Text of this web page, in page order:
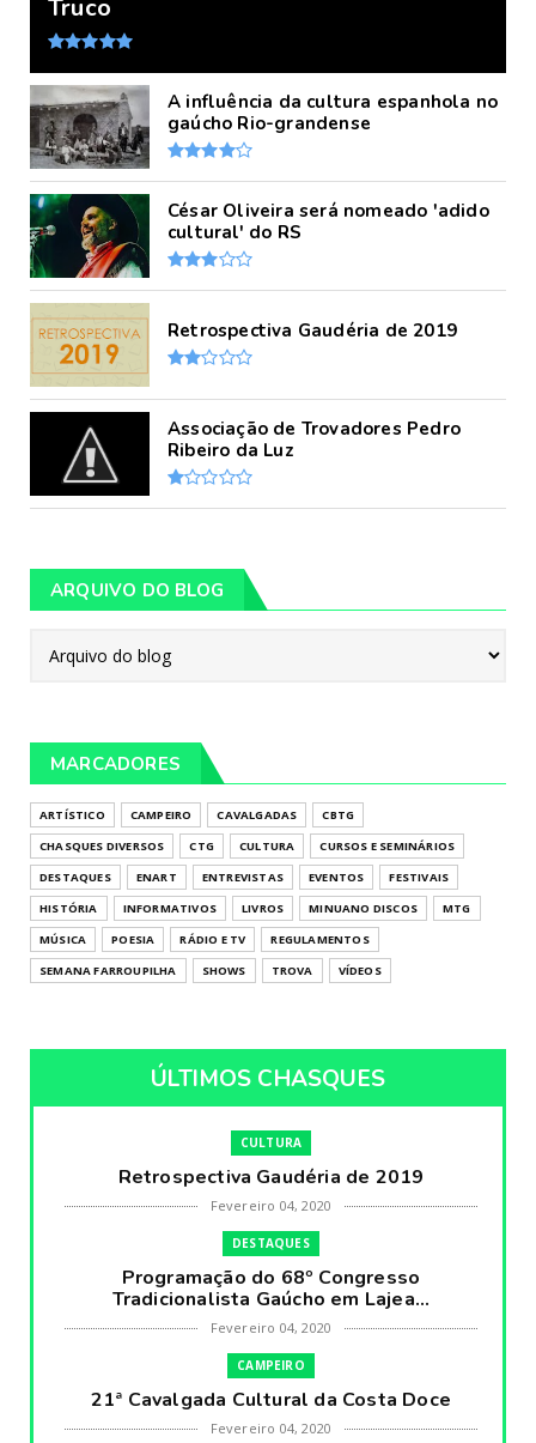
Truco
A influência da cultura espanhola no
gaúcho Rio-grandense
César Oliveira será nomeado 'adido
cultural' do RS
Retrospectiva Gaudéria de 2019
Associação de Trovadores Pedro
Ribeiro da Luz
ARQUIVO DO BLOG
MARCADORES
ARTÍSTICO CAMPEIRO CAVALGADAS
CBTG
CHASQUES DIVERSOS
CTG CULTURA
CURSOS E SEMINÁRIOS
DESTAQUES
ENART ENTREVISTAS EVENTOS
FESTIVAIS
HISTÓRIA
INFORMATIVOS LIVROS MINUANO DISCOS
MTG
MÚSICA
POESIA RÁDIO E TV
REGULAMENTOS
SEMANA FARROUPILHA
SHOWS TROVA VÍDEOS
ÚLTIMOS CHASQUES
CULTURA
Retrospectiva Gaudéria de 2019
Fevereiro 04, 2020
DESTAQUES
Programação do 68º Congresso
Tradicionalista Gaúcho em Lajea...
Fevereiro 04, 2020
CAMPEIRO
21ª Cavalgada Cultural da Costa Doce
Fevereiro 04, 2020